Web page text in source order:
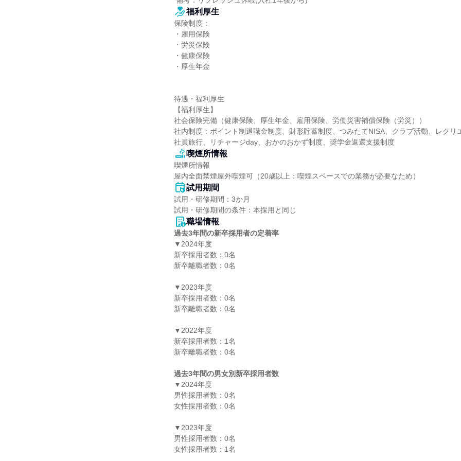
福利厚生
保険制度：
・雇用保険
・労災保険
・健康保険
・厚生年金
待遇・福利厚生
【福利厚生】
社会保険完備（健康保険、厚生年金、雇用保険、労働災害補償保険（労災））
社内制度：ポイント制退職金制度、財形貯蓄制度、つみたてNISA、クラブ活動、レクリ
社員旅行、リチャージday、おかのおかず制度、奨学金返還支援制度
喫煙所情報
喫煙所情報
屋内全面禁煙屋外喫煙可（20歳以上：喫煙スペースでの業務が必要なため）
試用期間
試用・研修期間：3か月
職場情報
過去3年間の新卒採用者の定着率
▼2024年度
新卒採用者数：0名
新卒離職者数：0名
▼2023年度
新卒採用者数：0名
新卒離職者数：0名
▼2022年度
新卒採用者数：1名
新卒離職者数：0名
過去3年間の男女別新卒採用者数
▼2024年度
男性採用者数：0名
女性採用者数：0名
▼2023年度
男性採用者数：0名
女性採用者数：1名